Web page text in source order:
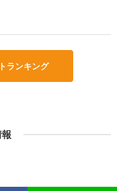
ランキング